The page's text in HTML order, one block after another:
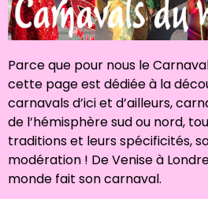
Parce que pour nous le
cette page est dédiée à la
carnavals d’ici et d’ailleurs,
de l’hémisphère sud ou nord,
traditions et leurs spécificités,
modération ! De Venise à
monde fait son carnaval.